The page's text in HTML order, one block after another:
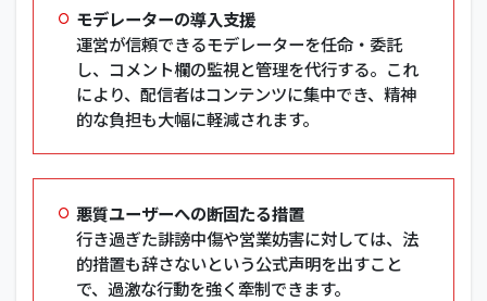
モデレーターの導入支援
運営が信頼できるモデレーターを任命・委託
し、コメント欄の監視と管理を代行する。これ
により、配信者はコンテンツに集中でき、精神
的な負担も大幅に軽減されます。
悪質ユーザーへの断固たる措置
行き過ぎた誹謗中傷や営業妨害に対しては、法
的措置も辞さないという公式声明を出すこと
で、過激な行動を強く牽制できます。